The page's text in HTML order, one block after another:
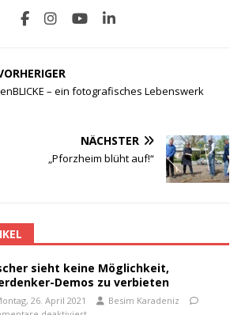
– ein fotografisches Lebenswerk
NÄCHSTER
„Pforzheim blüht auf!“
sieht keine Möglichkeit,
Demos zu verbieten
26. April 2021
Besim Karadeniz